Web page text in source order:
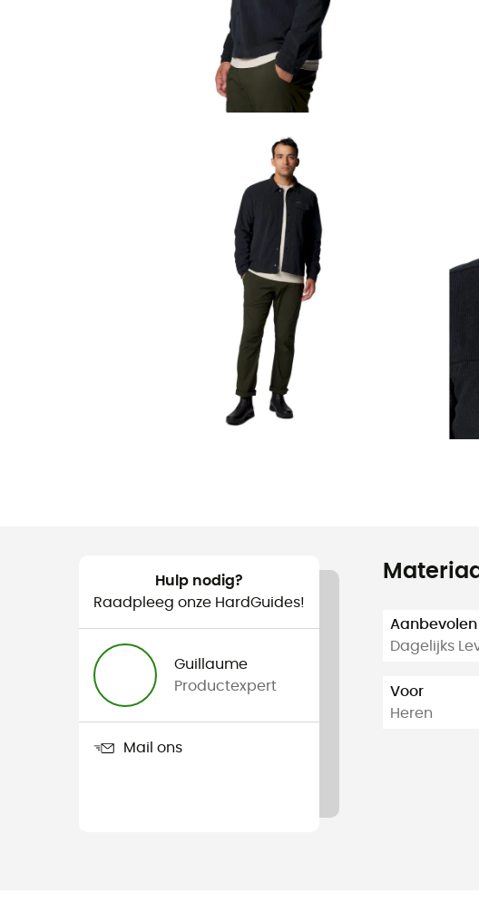
Hulp nodig?
Raadpleeg onze HardGuides!
Guillaume
Productexpert
Mail ons
Dagelijks
Voor
Heren